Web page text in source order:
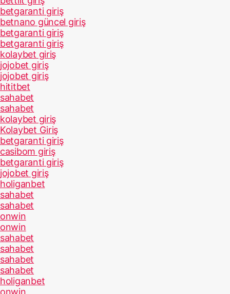
betgaranti giriş
betnano güncel giriş
betgaranti giriş
betgaranti giriş
kolaybet giriş
jojobet giriş
jojobet giriş
hititbet
sahabet
sahabet
kolaybet giriş
Kolaybet Giriş
betgaranti giriş
casibom giriş
betgaranti giriş
jojobet giriş
holiganbet
sahabet
sahabet
onwin
onwin
sahabet
sahabet
sahabet
sahabet
holiganbet